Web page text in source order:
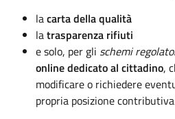
lacarta della qualità
latrasparenza rifiuti
e solo, per gli schemi
online dedicato al cittadino,
modificare o richiedere
propria posizione